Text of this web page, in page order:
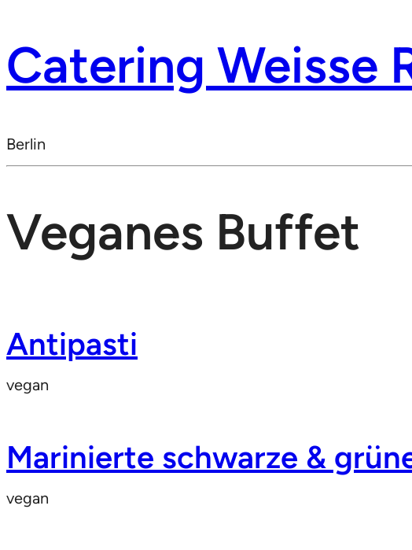
Catering Weisse
Berlin
Veganes Buffet
Antipasti
vegan
Marinierte schwarze &
vegan